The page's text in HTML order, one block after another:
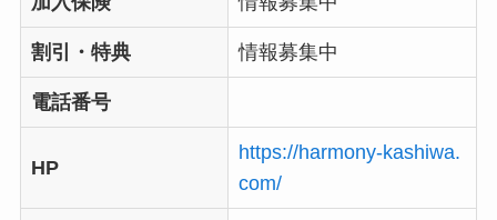
割引・特典 情報募集中
電話番号
HP
https://harmony-kashiwa.
com/